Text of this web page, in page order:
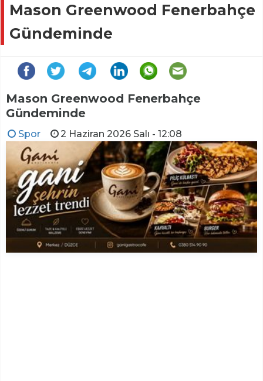
Mason Greenwood Fenerbahçe
Gündeminde
Mason Greenwood Fenerbahçe
Gündeminde
Spor 2 Haziran 2026 Salı - 12:08